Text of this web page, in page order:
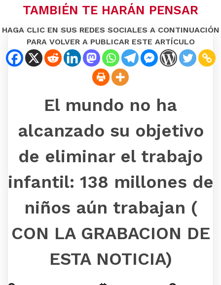
TAMBIÉN TE HARÁN PENSAR
HAGA CLIC EN SUS REDES SOCIALES A CONTINUACIÓN
PARA VOLVER A PUBLICAR ESTE ARTÍCULO
El mundo no ha
alcanzado su objetivo
de eliminar el trabajo
infantil: 138 millones de
niños aún trabajan (
CON LA GRABACION DE
ESTA NOTICIA)